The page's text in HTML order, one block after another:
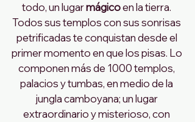
todo, un lugar mágico en la tierra.
Todos sus templos con sus sonrisas
petrificadas te conquistan desde el
primer momento en que los pisas. Lo
componen más de 1000 templos,
palacios y tumbas, en medio de la
jungla camboyana; un lugar
extraordinario y misterioso, con